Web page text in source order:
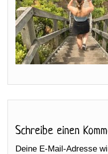
Schreibe einen
Deine E-Mail-Adresse